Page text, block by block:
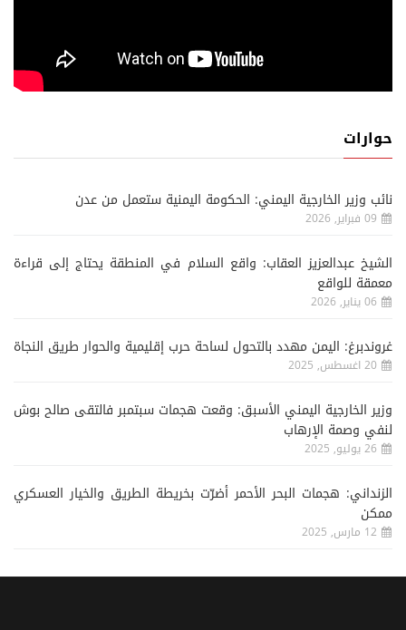
حوارات
نائب وزير الخارجية اليمني: الحكومة اليمنية ستعمل من عدن
09 فبراير, 2026
الشيخ عبدالعزيز العقاب: واقع السلام في المنطقة يحتاج إلى قراءة
معمقة للواقع
06 يناير, 2026
غروندبرغ: اليمن مهدد بالتحول لساحة حرب إقليمية والحوار طريق النجاة
20 اغسطس, 2025
وزير الخارجية اليمني الأسبق: وقعت هجمات سبتمبر فالتقى صالح بوش
لنفي وصمة الإرهاب
26 يوليو, 2025
الزنداني: هجمات البحر الأحمر أضرّت بخريطة الطريق والخيار العسكري
ممكن
12 مارس, 2025